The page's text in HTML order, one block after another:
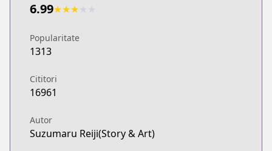
6.99★★★
Popularitate
1313
Cititori
16961
Autor
Suzumaru Reiji(Story & Art)